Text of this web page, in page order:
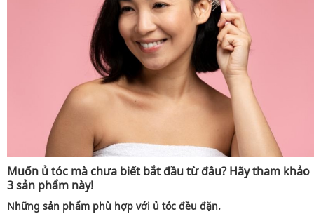
Muốn ủ tóc mà chưa biết bắt đầu từ đâu? Hãy tham khảo
3 sản phẩm này!
Những sản phẩm phù hợp với ủ tóc đều đặn.